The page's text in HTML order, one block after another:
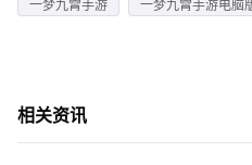
一梦九霄手游
一梦九霄手游电脑
相关资讯